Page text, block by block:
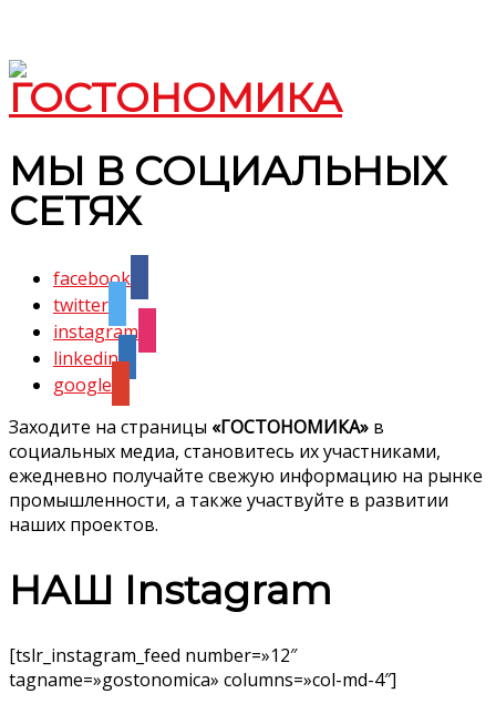
МЫ В СОЦИАЛЬНЫХ
СЕТЯХ
facebook
twitter
instagram
linkedin
google
Заходите на страницы «ГОСТОНОМИКА» в
социальных медиа, становитесь их участниками,
ежедневно получайте свежую информацию на рынке
промышленности, а также участвуйте в развитии
наших проектов.
НАШ Instagram
[tslr_instagram_feed number=»12″
tagname=»gostonomica» columns=»col-md-4″]